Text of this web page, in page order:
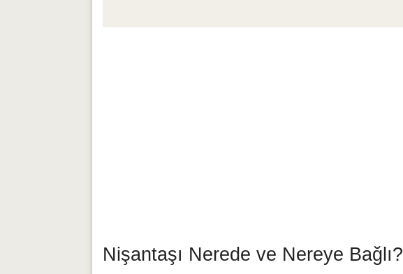
Nişantaşı Nerede ve Nereye Bağlı?